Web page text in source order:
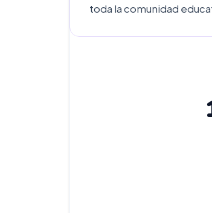
toda la comunidad